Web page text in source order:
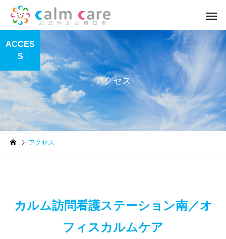
訪問看護 リハビ
新着記事
地域活動報告⑥ 地域活動報告⑤
アクセス
ACCES
S
アクセス
カルム訪問看護ステーション南／オ
フィスカルムケア